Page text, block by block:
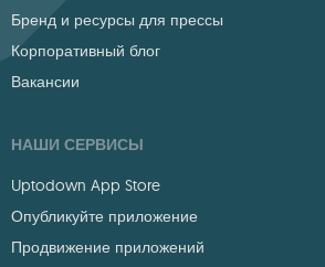
Бренд и ресурсы для прессы
Корпоративный блог
Вакансии
НАШИ СЕРВИСЫ
Uptodown App Store
Опубликуйте приложение
Продвижение приложений